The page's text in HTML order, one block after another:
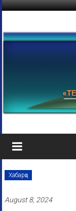
Хабарҳо
August 8, 2024